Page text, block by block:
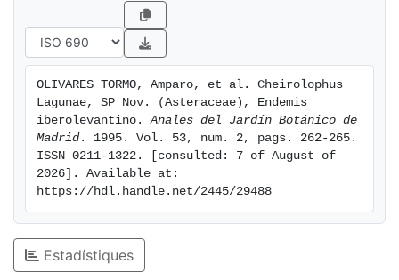
OLIVARES TORMO, Amparo, et al. Cheirolophus
Lagunae, SP Nov. (Asteraceae), Endemis
iberolevantino. Anales del Jardín Botánico de
Madrid . 1995. Vol. 53, num. 2, pags. 262-265.
ISSN 0211-1322. [consulted: 7 of August of
2026]. Available at:
https://hdl.handle.net/2445/29488
Estadístiques